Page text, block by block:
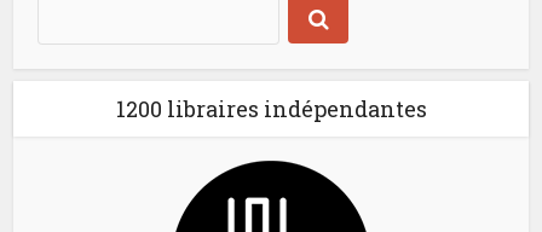
1200 libraires indépendantes